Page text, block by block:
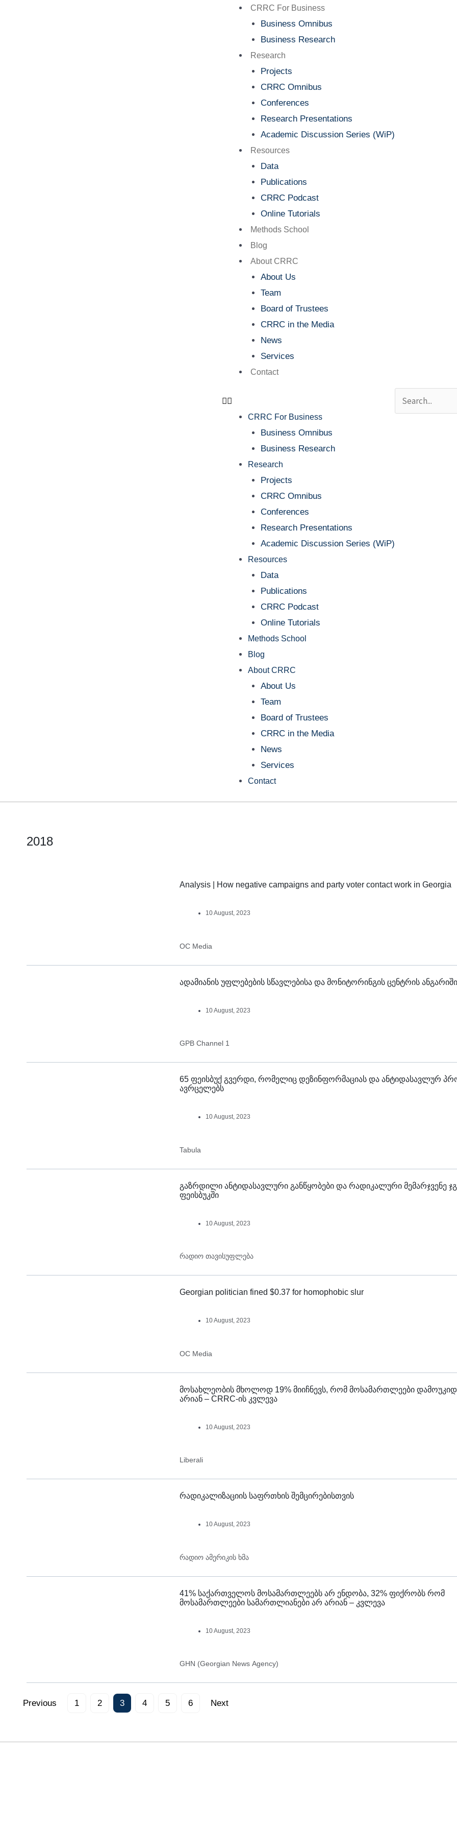
CRRC For Business
Business Omnibus
Business Research
Research
Projects
CRRC Omnibus
Conferences
Research Presentations
Academic Discussion Series (WiP)
Resources
Data
Publications
CRRC Podcast
Online Tutorials
Methods School
Blog
About CRRC
About Us
Team
Board of Trustees
CRRC in the Media
News
Services
Contact
Menu
CRRC For Business
Business Omnibus
Business Research
Research
Projects
CRRC Omnibus
Conferences
Research Presentations
Academic Discussion Series (WiP)
Resources
Data
Publications
CRRC Podcast
Online Tutorials
Methods School
Blog
About CRRC
About Us
Team
Board of Trustees
CRRC in the Media
News
Services
Contact
Search
2018
Analysis | How negative campaigns and party voter contact work in Georgia
10 August, 2023
OC Media
ადამიანის უფლებების სწავლებისა და მონიტორინგის ცენტრის ანგარიში
10 August, 2023
GPB Channel 1
65 ფეისბუქ გვერდი, რომელიც დეზინფორმაციას და ანტიდასავლურ
ავრცელებს
10 August, 2023
Tabula
გაზრდილი ანტიდასავლური განწყობები და რადიკალური მემარჯვენე
ფეისბუკში
10 August, 2023
რადიო თავისუფლება
Georgian politician fined $0.37 for homophobic slur
10 August, 2023
OC Media
მოსახლეობის მხოლოდ 19% მიიჩნევს, რომ მოსამართლეები
არიან – CRRC-ის კვლევა
10 August, 2023
Liberali
რადიკალიზაციის საფრთხის შემცირებისთვის
10 August, 2023
რადიო ამერიკის ხმა
41% საქართველოს მოსამართლეებს არ ენდობა, 32% ფიქრობს რომ
მოსამართლეები სამართლიანები არ არიან – კვლევა
10 August, 2023
GHN (Georgian News Agency)
Previous 1 2 3 4 5 6 Next